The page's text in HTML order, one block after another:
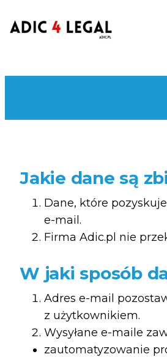
Jakie dane są
Dane, które
e-mail.
Firma Adic.pl nie
W jaki sposób
Adres e-mail
z użytkownikiem.
Wysyłane e-maile
zautomatyzowanie